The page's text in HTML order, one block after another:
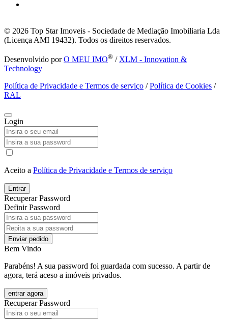
© 2026 Top Star Imoveis - Sociedade de Mediação Imobiliaria Lda
(Licença AMI 19432). Todos os direitos reservados.
Desenvolvido porO MEU IMO® / XLM - Innovation &
Technology
Política de Privacidade e Termos de serviço /Política de Cookies /
RAL
Login
Aceito a Política de Privacidade e Termos de serviço
Entrar
Recuperar Password
Definir Password
Enviar pedido
Bem Vindo
Parabéns! A sua password foi guardada com sucesso. A partir de
agora, terá aceso a imóveis privados.
entrar agora
Recuperar Password